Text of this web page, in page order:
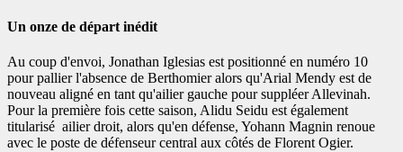
Un onze de départ inédit
Au coup d'envoi, Jonathan Iglesias est positionné en numéro 10
pour pallier l'absence de Berthomier alors qu'Arial Mendy est de
nouveau aligné en tant qu'ailier gauche pour suppléer Allevinah.
Pour la première fois cette saison, Alidu Seidu est également
titularisé ailier droit, alors qu'en défense, Yohann Magnin renoue
avec le poste de défenseur central aux côtés de Florent Ogier.